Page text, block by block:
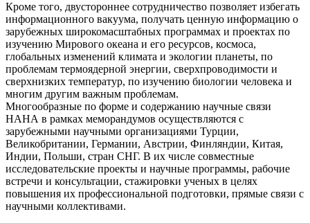
Кроме того, двустороннее сотрудничество позволяет избегать
информационного вакуума, получать ценную информацию о
зарубежных широкомасштабных программах и проектах по
изучению Мирового океана и его ресурсов, космоса,
глобальных изменений климата и экологии планеты, по
проблемам термоядерной энергии, сверхпроводимости и
сверхнизких температур, по изучению биологии человека и
многим другим важным проблемам.
Многообразные по форме и содержанию научные связи
НАНА в рамках меморандумов осуществляются с
зарубежными научными организациями Турции,
Великобритании, Германии, Австрии, Финляндии, Китая,
Индии, Польши, стран СНГ. В их числе совместные
исследовательские проекты и научные программы, рабочие
встречи и консультации, стажировки ученых в целях
повышения их профессиональной подготовки, прямые связи с
научными коллективами.